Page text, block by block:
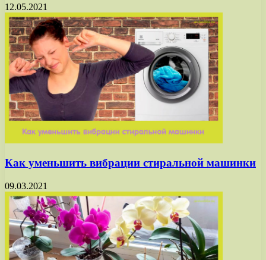
12.05.2021
Как уменьшить вибрации стиральной машинки
09.03.2021